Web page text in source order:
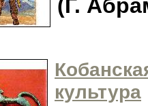
(Г.
культура